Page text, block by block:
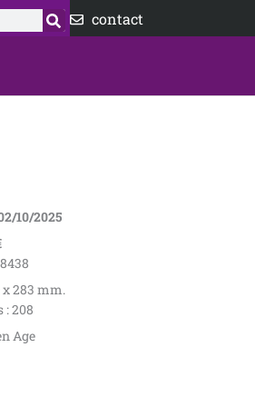
contact
10/2025
x 283 mm.
: 208
Age